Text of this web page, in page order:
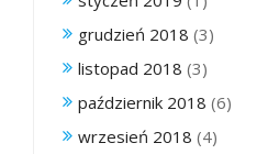
grudzień 2018 (3)
listopad 2018 (3)
październik 2018 (6)
wrzesień 2018 (4)